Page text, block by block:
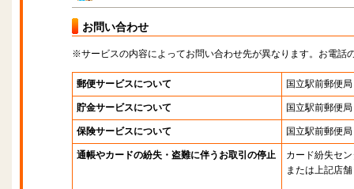
お問い合わせ
※サービスの内容によってお問い合わせ先が異なります。お電話
郵便サービスについて 国立駅前郵便局
貯金サービスについて 国立駅前郵便局
保険サービスについて 国立駅前郵便局
通帳やカードの紛失・盗難に伴うお取引の停止
カード紛失セ
または上記店舗